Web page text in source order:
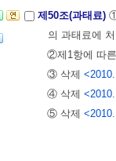
제50조(과태료)
의 과태료에
②제1항에 따
③ 삭제
④ 삭제
⑤ 삭제